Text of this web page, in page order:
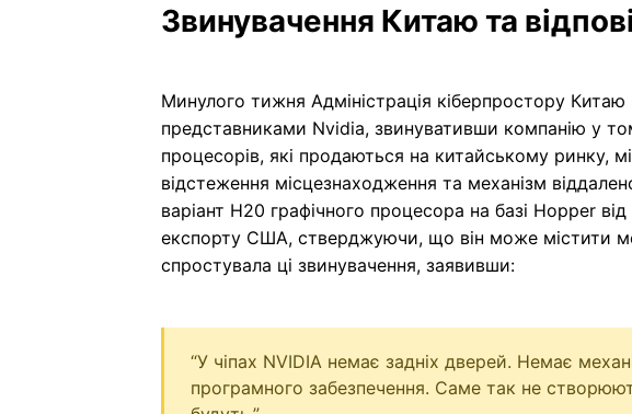
Звинувачення Китаю та
Минулого тижня Адміністрація кіберпростору Китаю
представниками Nvidia, звинувативши компанію у
процесорів, які продаються на китайському ринку,
відстеження місцезнаходження та механізм
варіант H20 графічного процесора на базі Hopper
експорту США, стверджуючи, що він може містити
спростувала ці звинувачення, заявивши:
“У чіпах NVIDIA немає задніх дверей. Немає
програмного забезпечення. Саме так не